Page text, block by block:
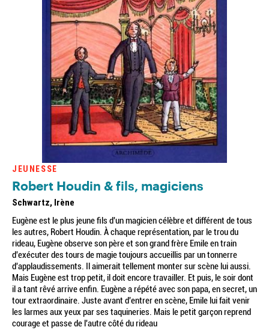
JEUNESSE
Robert Houdin & fils, magiciens
Schwartz, Irène
Eugène est le plus jeune fils d'un magicien célèbre et différent de tous
les autres, Robert Houdin. À chaque représentation, par le trou du
rideau, Eugène observe son père et son grand frère Emile en train
d'exécuter des tours de magie toujours accueillis par un tonnerre
d'applaudissements. Il aimerait tellement monter sur scène lui aussi.
Mais Eugène est trop petit, il doit encore travailler. Et puis, le soir dont
il a tant rêvé arrive enfin. Eugène a répété avec son papa, en secret, un
tour extraordinaire. Juste avant d'entrer en scène, Emile lui fait venir
les larmes aux yeux par ses taquineries. Mais le petit garçon reprend
courage et passe de l'autre côté du rideau